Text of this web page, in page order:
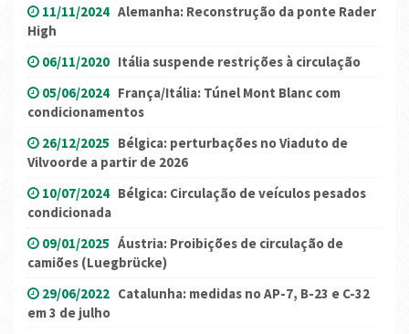
11/11/2024 Alemanha: Reconstrução da ponte Rader
High
06/11/2020 Itália suspende restrições à circulação
05/06/2024 França/Itália: Túnel Mont Blanc com
condicionamentos
26/12/2025 Bélgica: perturbações no Viaduto de
Vilvoorde a partir de 2026
10/07/2024 Bélgica: Circulação de veículos pesados
condicionada
09/01/2025 Áustria: Proibições de circulação de
camiões (Luegbrücke)
29/06/2022 Catalunha: medidas no AP-7, B-23 e C-32
em 3 de julho